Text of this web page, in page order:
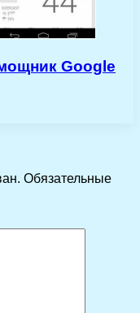
Google
Обязательные